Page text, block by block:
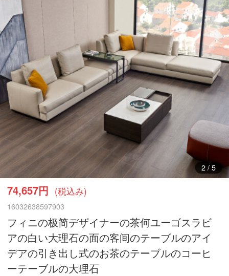
3/ 5
74,657円 (税込み)
16032638597903
フィニの极简デザイナーの茶何ユーゴスラビ
アの白い大理石の面の客间のテーブルのアイ
デアの引き出し式のお茶のテーブルのコーヒ
ーテーブルの大理石